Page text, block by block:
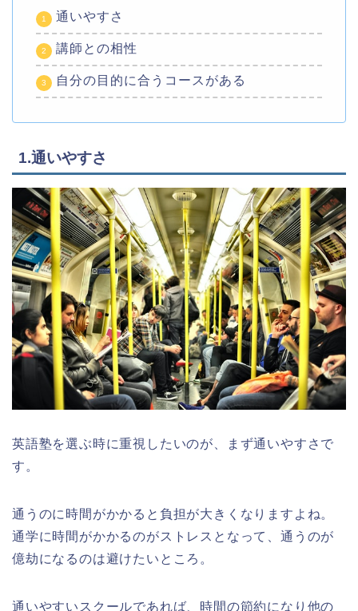
通いやすさ
講師との相性
自分の目的に合うコースがある
1.通いやすさ
英語塾を選ぶ時に重視したいのが、まず通いやすさで
す。
通うのに時間がかかると負担が大きくなりますよね。
通学に時間がかかるのがストレスとなって、通うのが
億劫になるのは避けたいところ。
通いやすいスクールであれば、時間の節約になり他の